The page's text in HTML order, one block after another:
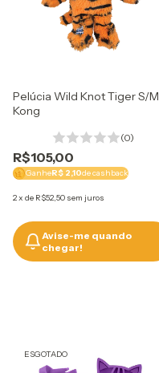
Pelúcia Wild Knot Tiger S/M
Kong
(0)
R$105,00
GanheR$ 2,10de cashback
2x de R$52,50 sem juros
Avise-me quando
chegar!
ESGOTADO